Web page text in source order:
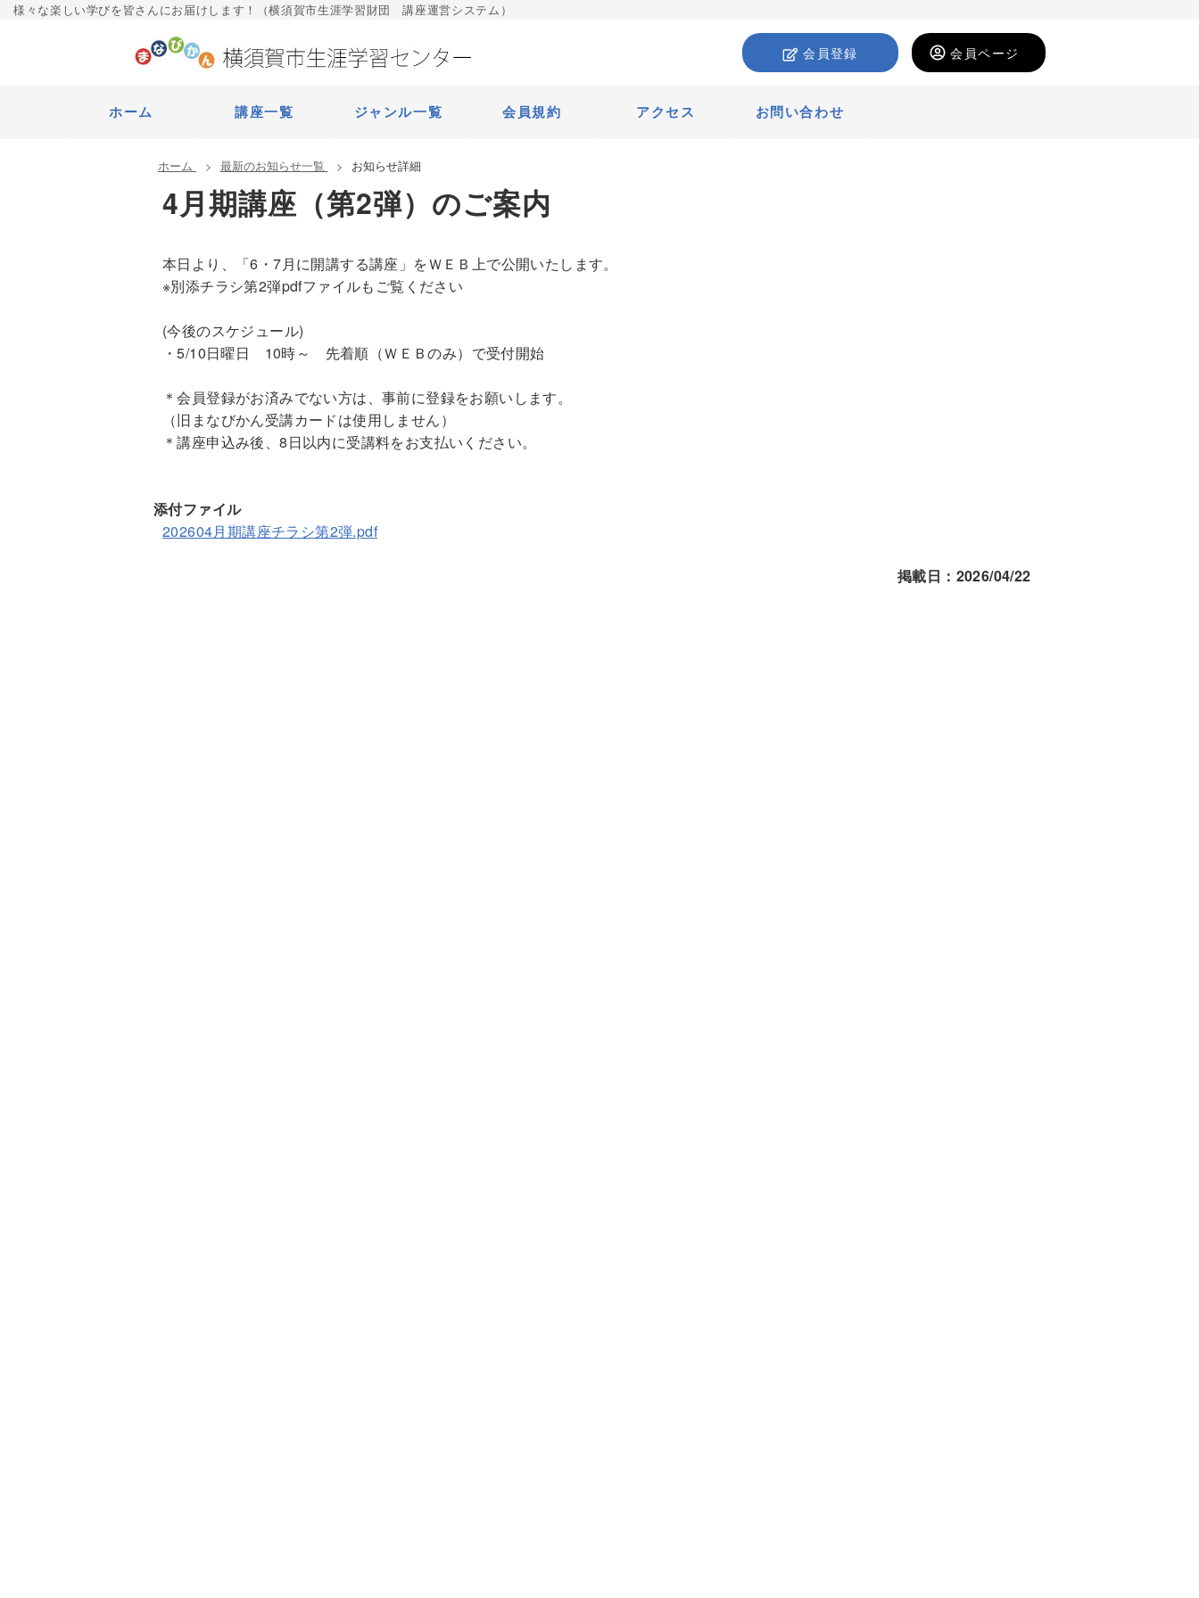
様々な楽しい学びを皆さんにお届けします！（横須賀市生涯学習財団 講座運営システム）
会員ページ
会員登録
ホーム 講座一覧 ジャンル一覧 会員規約 アクセス お問い合わせ
ホーム 最新のお知らせ一覧 お知らせ詳細
4月期講座（第2弾）のご案内
本日より、「6・7月に開講する講座」をＷＥＢ上で公開いたします。
※別添チラシ第2弾pdfファイルもご覧ください
(今後のスケジュール)
・5/10日曜日　10時～　先着順（ＷＥＢのみ）で受付開始
＊会員登録がお済みでない方は、事前に登録をお願いします。
（旧まなびかん受講カードは使用しません）
＊講座申込み後、8日以内に受講料をお支払いください。
添付ファイル
202604月期講座チラシ第2弾.pdf
掲載日：2026/04/22